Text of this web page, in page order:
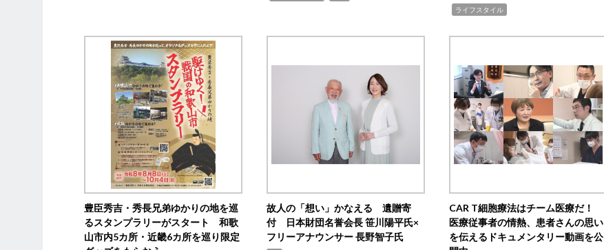
ライフスタイル
豊臣秀吉・秀長兄弟ゆかりの地を巡
るスタンプラリーがスタート 和歌
山市内5カ所・近畿6カ所を巡り限定
故人の「想い」かなえる 遺贈寄
付 日本財団名誉会長 笹川陽平氏×
フリーアナウンサー 長野智子氏
CAR T細胞療法はチーム医療だ！
医療従事者の情熱、患者さんの思い
を伝えるドキュメンタリー動画を公